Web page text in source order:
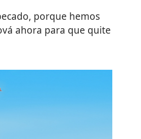
porque hemos
ahora para que quite